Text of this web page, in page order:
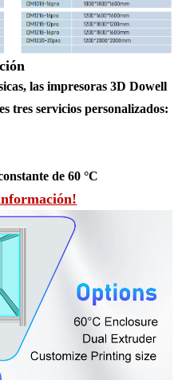
las impresoras 3D Dowell
tres servicios personalizados:
de 60 °C